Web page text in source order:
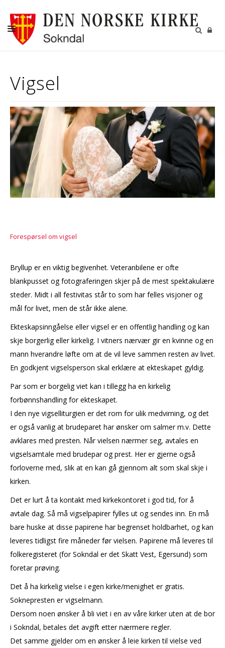
DÅP-BRYLLUP-GRAVFERD
KONFIRMANT
TROSOPPLÆRING
MENIGHETSBLAD
MØTEPAPIRER MR OG FR
OVERSIKT OVER HALVÅRET
Vigsel
Forespørsel om vigsel
Bryllup er en viktig begivenhet. Veteranbilene er ofte
blankpusset og fotograferingen skjer på de mest spektakulære
steder. Midt i all festivitas står to som har felles visjoner og
mål for livet, men de står ikke alene.
Ekteskapsinngåelse eller vigsel er en offentlig handling og kan
skje borgerlig eller kirkelig. I vitners nærvær gir en kvinne og en
mann hverandre løfte om at de vil leve sammen resten av livet.
En godkjent vigselsperson skal erklære at ekteskapet gyldig.
Par som er borgelig viet kan i tillegg ha en kirkelig
forbønnshandling for ekteskapet.
I den nye vigselliturgien er det rom for ulik medvirning, og det
er også vanlig at brudeparet har ønsker om salmer m.v. Dette
avklares med presten. Når vielsen nærmer seg, avtales en
vigselsamtale med brudepar og prest. Her er gjerne også
forloverne med, slik at en kan gå gjennom alt som skal skje i
kirken.
Det er lurt å ta kontakt med kirkekontoret i god tid, for å
avtale dag. Så må vigselpapirer fylles ut og sendes inn. En må
bare huske at disse papirene har begrenset holdbarhet, og kan
leveres tidligst fire måneder før vielsen. Papirene må leveres til
folkeregisteret (for Sokndal er det Skatt Vest, Egersund) som
foretar prøving.
Det å ha kirkelig vielse i egen kirke/menighet er gratis.
Soknepresten er vigselmann.
Dersom noen ønsker å bli viet i en av våre kirker uten at de bor
i Sokndal, betales det avgift etter nærmere regler.
Det samme gjelder om en ønsker å leie kirken til vielse ved